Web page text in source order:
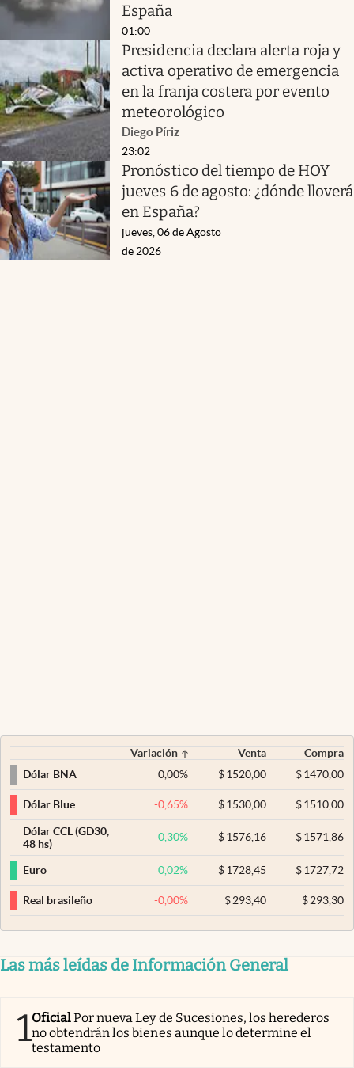
España
01:00
Presidencia declara alerta roja y
activa operativo de emergencia
en la franja costera por evento
meteorológico
Diego Píriz
23:02
Pronóstico del tiempo de HOY
jueves 6 de agosto: ¿dónde lloverá
en España?
jueves, 06 de Agosto
de 2026
Variación Venta
Compra
Dólar BNA
0,00% $ 1520,00 $1470,00
Dólar Blue -0,65% $ 1530,00 $1510,00
Dólar CCL (GD30,
48 hs)
0,30% $ 1576,16 $1571,86
Euro 0,02% $ 1728,45 $1727,72
Real brasileño -0,00% $ 293,40 $293,30
Las más leídas de Información General
1OficialPor nueva Ley de Sucesiones, los herederos
no obtendrán los bienes aunque lo determine el
testamento